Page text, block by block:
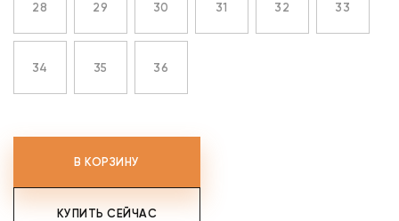
28 29 30 31 32 33
34 35 36
В КОРЗИНУ
КУПИТЬ СЕЙЧАС